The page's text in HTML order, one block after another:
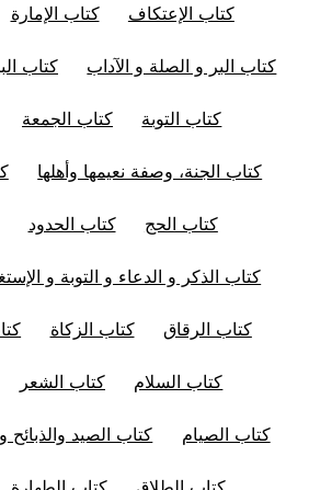
كتاب الإعتكاف كتاب الإمارة
كتاب البر و الصلة و الآداب كتاب
كتاب التوبة كتاب الجمعة
كتاب الجنة، وصفة نعيمها وأهلها
كتاب الحج كتاب الحدود
كتاب الذكر و الدعاء و التوبة و
كتاب الرقاق كتاب الزكاة
كتاب السلام كتاب الشعر
كتاب الصيام كتاب الصيد